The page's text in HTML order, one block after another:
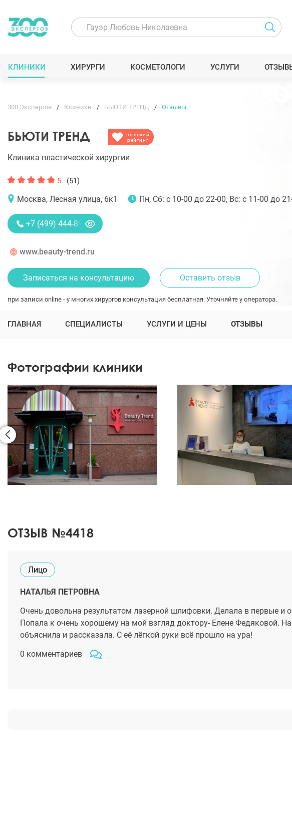
КЛИНИКИ ХИРУРГИ КОСМЕТОЛОГИ УСЛУГИ
300 Экспертов Клиники БЬЮТИ ТРЕНД Отзывы
БЬЮТИ ТРЕНД
высокий
рейтинг
Клиника пластической хирургии
5 (51)
Москва, Лесная улица, 6к1 Пн, Сб: с 10-00 до 22-00, Вс: с 11-00 до
+7 (499) 444-89-28
www.beauty-trend.ru
Записаться на консультацию Оставить отзыв
при записи online - у многих хирургов консультация бесплатная. Уточняйте у оператора.
ГЛАВНАЯ СПЕЦИАЛИСТЫ УСЛУГИ И ЦЕНЫ ОТЗЫВЫ
Фотографии клиники
ОТЗЫВ №4418
Лицо
НАТАЛЬЯ ПЕТРОВНА
Очень довольна результатом лазерной шлифовки. Делала в первые и
Попала к очень хорошему на мой взгляд доктору- Елене Федяковой.
объяснила и рассказала. С её лёгкой руки всё прошло на ура!
0 комментариев